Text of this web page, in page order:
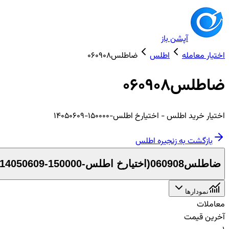
آپشن باز
اختیار معامله
اطلس ضاطلس060908
ضاطلس060908
اختیار خرید اطلس- اختیارخ اطلس-150000-14050609
بازگشت به زنجیرهاطلس
ضاطلس060908 ( اختیارخ اطلس-150000-14050609
نمودارها
معاملات
آخرین قیمت